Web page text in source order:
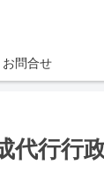
お問合せ
代行行